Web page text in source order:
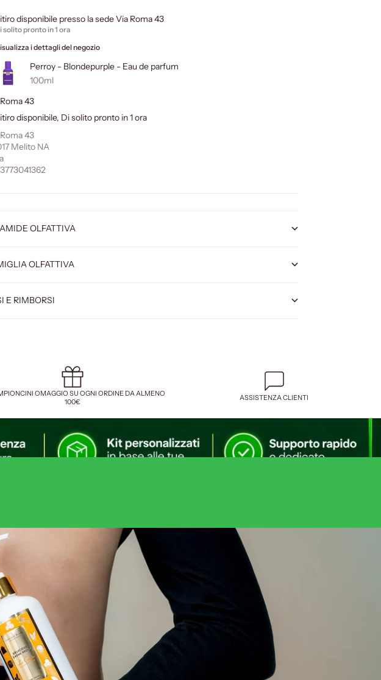
disponibile presso la sede Via Roma 43
solito pronto in 1 ora
i dettagli del negozio
Perroy - Blondepurple - Eau de parfum
100ml
43
disponibile, Di solito pronto in 1 ora
43
Melito NA
OLFATTIVA
OLFATTIVA
E RIMBORSI
OMAGGIO SU OGNI ORDINE DA ALMENO
100€
ASSISTENZA CLIENTI